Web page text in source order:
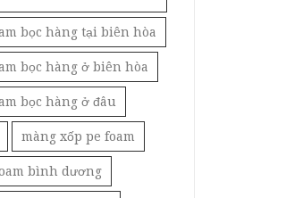
bọc hàng tại biên hòa
bọc hàng ở biên hòa
bọc hàng ở đâu
màng xốp pe foam
bình dương